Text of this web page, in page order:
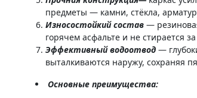
предметы — камни, стёкла,
Износостойкий состав —
горячем асфальте и не стирается
Эффективный водоотвод —
выталкиваются наружу, сохраняя
Основные преимущества: